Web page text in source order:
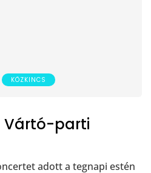
KÖZKINCS
Vártó-parti
adott a tegnapi estén